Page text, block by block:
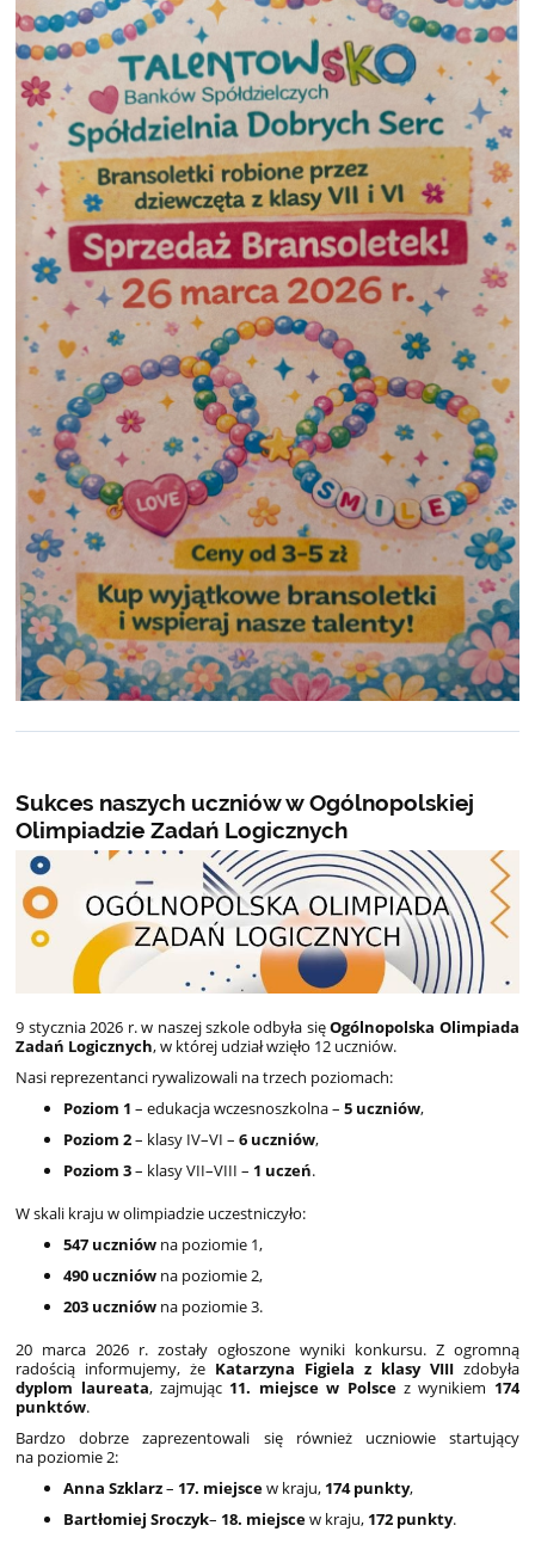
Sukces naszych uczniów w Ogólnopolskiej
Olimpiadzie Zadań Logicznych
9 stycznia 2026 r. w naszej szkole odbyła sięOgólnopolska Olimpiada
Zadań Logicznych, w której udział wzięło 12 uczniów.
Nasi reprezentanci rywalizowali na trzech poziomach:
Poziom 1 – edukacja wczesnoszkolna –5 uczniów,
Poziom 2– klasy IV–VI –6 uczniów,
Poziom 3– klasy VII–VIII – 1 uczeń.
W skali kraju w olimpiadzie uczestniczyło:
547 uczniów na poziomie 1,
490 uczniów na poziomie 2,
203 uczniów na poziomie 3.
20 marca 2026 r. zostały ogłoszone wyniki konkursu. Z ogromną
radością informujemy, że Katarzyna Figiela z klasy VIIIzdobyła
dyplom laureata, zajmując 11. miejsce w Polscez wynikiem 174
punktów.
Bardzo dobrze zaprezentowali się również uczniowie startujący
na poziomie 2:
Anna Szklarz– 17. miejscew kraju, 174 punkty,
Bartłomiej Sroczyk– 18. miejscew kraju, 172 punkty.